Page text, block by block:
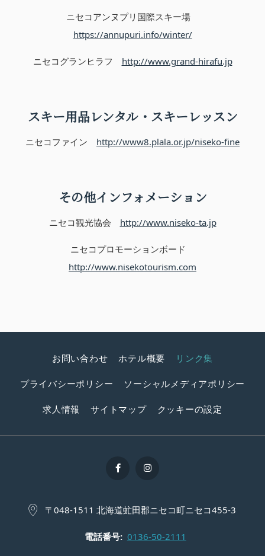
ニセコアンヌプリ国際スキー場
https://annupuri.info/winter/
ニセコグランヒラフ http://www.grand-hirafu.jp
スキー用品レンタル・スキーレッスン
ニセコファイン http://www8.plala.or.jp/niseko-fine
その他インフォメーション
ニセコ観光協会 http://www.niseko-ta.jp
ニセコプロモーションボード
http://www.nisekotourism.com
お問い合わせ ホテル概要 リンク集
プライバシーポリシー ソーシャルメディアポリシー
求人情報 サイトマップ クッキーの設定
〒048-1511 北海道虻田郡ニセコ町ニセコ455-3
電話番号 0136-50-2111